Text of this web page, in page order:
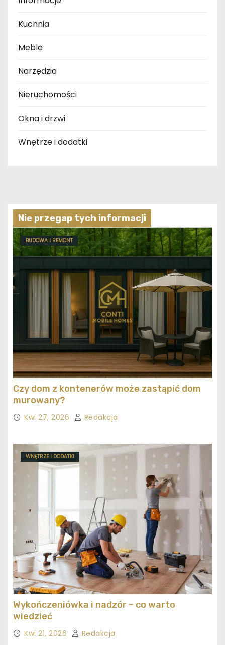
Kuchnia
Meble
Narzędzia
Nieruchomości
Okna i drzwi
Wnętrze i dodatki
Nie przegap tych informacji
BUDOWA I REMONT
Czy dom z kontenerów może zastąpić dom
murowany?
Kwi 27, 2026 Redakcja
WNĘTRZE I DODATKI
Wykończeniówka i nadzór – co warto
wiedzieć
Kwi 21, 2026 Redakcja